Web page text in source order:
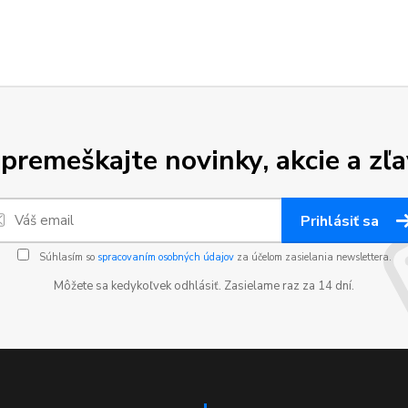
novinky, akcie a
Prihlásiť sa
Súhlasím so spracovaním osobných údajovza účelom zasielania newslettera.
Môžete sa kedykoľvek odhlásiť. Zasielame raz za 14 dní.